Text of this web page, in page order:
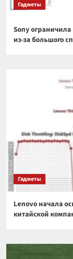
Гаджеты
Sony
из-за большого
Гаджеты
Lenovo начала
китайской